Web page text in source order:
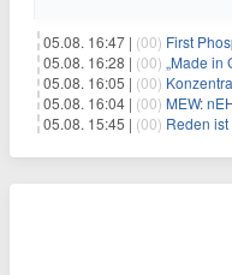
05.08. 16:47 | (00) First Phosphate unterzeichnet
05.08. 16:28 | (00) „Made in Germany“
05.08. 16:05 | (00) Konzentration
05.08. 16:04 | (00) MEW: nEHS-
05.08. 15:45 | (00) Reden ist